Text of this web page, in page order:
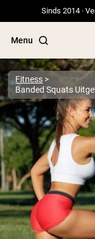
Sinds 2014 ·
Menu
Populaire Zoektermen
”Protein Powder“
”Overnight Oats“
”Vegan protein“
”Collagen“
”Micellar Casein“
PROTEIN
Fitness